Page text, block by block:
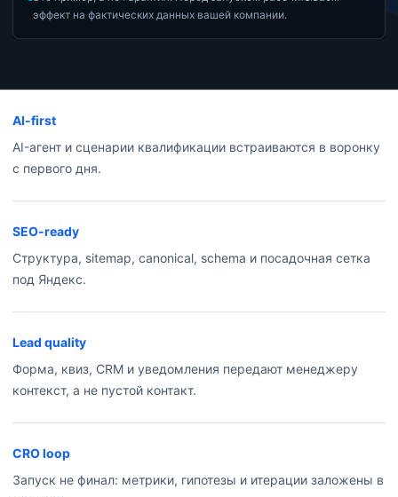
эффект на фактических данных вашей компании.
AI-first
AI-агент и сценарии квалификации встраиваются в воронку
с первого дня.
SEO-ready
Структура, sitemap, canonical, schema и посадочная сетка
под Яндекс.
Lead quality
Форма, квиз, CRM и уведомления передают менеджеру
контекст, а не пустой контакт.
CRO loop
Запуск не финал: метрики, гипотезы и итерации заложены в